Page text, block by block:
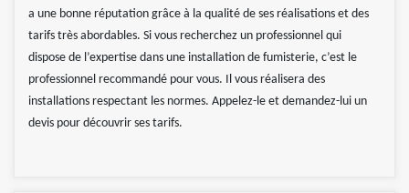
a une bonne réputation grâce à la qualité de ses réalisations et des
tarifs très abordables. Si vous recherchez un professionnel qui
dispose de l’expertise dans une installation de fumisterie, c’est le
professionnel recommandé pour vous. Il vous réalisera des
installations respectant les normes. Appelez-le et demandez-lui un
devis pour découvrir ses tarifs.